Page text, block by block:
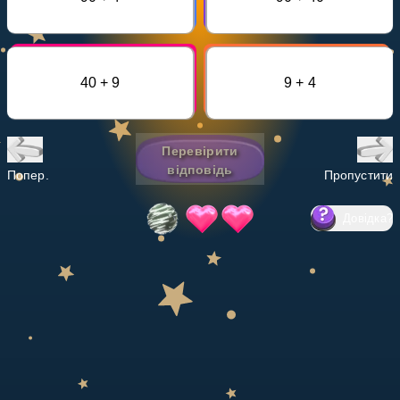
НАВЧАЛЬНИЙ ПЛАН
40 + 9 9 + 4
Попер.
Перевірити
відповідь
Пропустити
?